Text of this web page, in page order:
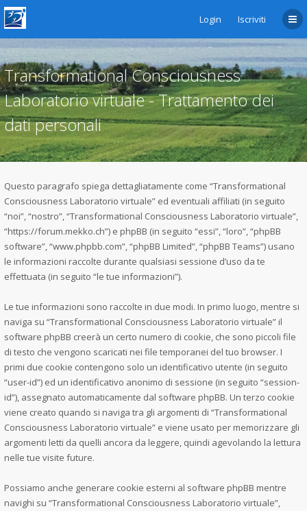
Login Iscriviti
Transformational Consciousness
Laboratorio virtuale - Trattamento dei
dati personali
Questo paragrafo spiega dettagliatamente come “Transformational
Consciousness Laboratorio virtuale” ed eventuali affiliati (in seguito
“noi”, “nostro”, “Transformational Consciousness Laboratorio virtuale”,
“https://forum.mekko.ch”) e phpBB (in seguito “essi”, “loro”, “phpBB
software”, “www.phpbb.com”, “phpBB Limited”, “phpBB Teams”) usano
le informazioni raccolte durante qualsiasi sessione d’uso da te
effettuata (in seguito “le tue informazioni”).
Le tue informazioni sono raccolte in due modi. In primo luogo, mentre si
naviga su “Transformational Consciousness Laboratorio virtuale” il
software phpBB creerà un certo numero di cookie, che sono piccoli file
di testo che vengono scaricati nei file temporanei del tuo browser. I
primi due cookie contengono solo un identificativo utente (in seguito
“user-id”) ed un identificativo anonimo di sessione (in seguito “session-
id”), assegnato automaticamente dal software phpBB. Un terzo cookie
viene creato quando si naviga tra gli argomenti di “Transformational
Consciousness Laboratorio virtuale” e viene usato per memorizzare gli
argomenti letti da quelli ancora da leggere, quindi agevolando la lettura
nelle tue visite future.
Possiamo anche generare cookie esterni al software phpBB mentre
navighi su “Transformational Consciousness Laboratorio virtuale”,